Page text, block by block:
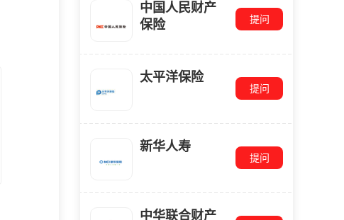
中国人民财产
保险
提问
太平洋保险
提问
新华人寿
提问
中华联合财产